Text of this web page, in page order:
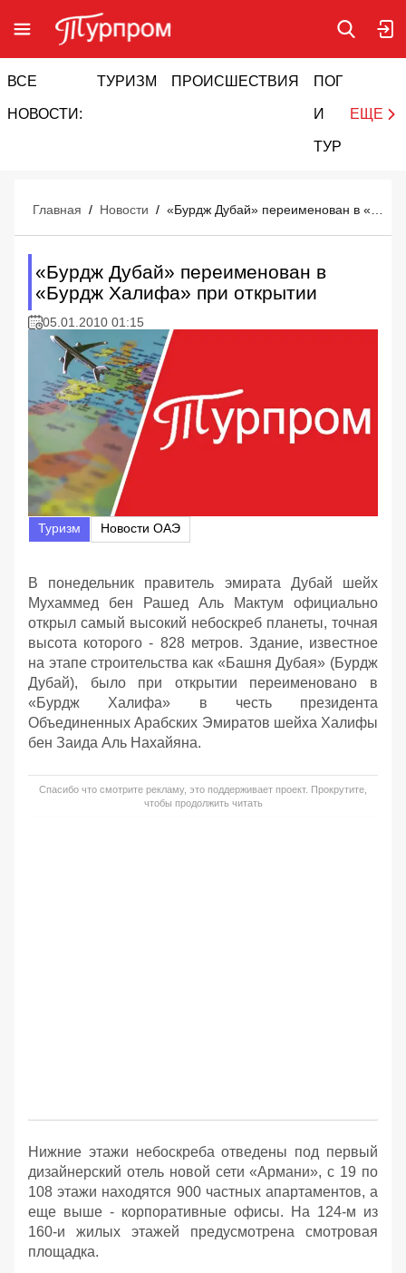
ВСЕ
НОВОСТИ:
ТУРИЗМ ПРОИСШЕСТВИЯ ПОГОДА
И
ТУРИЗМ
ЕЩЕ
Главная / Новости /
«Бурдж Дубай» переименован в
«Бурдж Халифа» при открытии
05.01.2010 01:15
Туризм Новости ОАЭ
В понедельник правитель эмирата Дубай шейх
Мухаммед бен Рашед Аль Мактум официально
открыл самый высокий небоскреб планеты, точная
высота которого - 828 метров. Здание, известное
на этапе строительства как «Башня Дубая» (Бурдж
Дубай), было при открытии переименовано в
«Бурдж Халифа» в честь президента
Объединенных Арабских Эмиратов шейха Халифы
бен Заида Аль Нахайяна.
Спасибо что смотрите рекламу, это поддерживает проект. Прокрутите,
чтобы продолжить читать
Нижние этажи небоскреба отведены под первый
дизайнерский отель новой сети «Армани», с 19 по
108 этажи находятся 900 частных апартаментов, а
еще выше - корпоративные офисы. На 124-м из
160-и жилых этажей предусмотрена смотровая
площадка.